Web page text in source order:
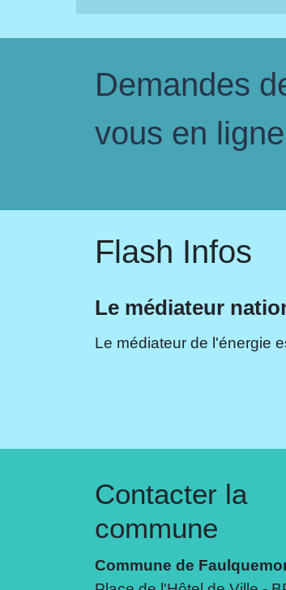
Demandes
vous en ligne
Flash Infos
Le médiateur
Le médiateur de l'énergie
Contacter la
commune
Commune de